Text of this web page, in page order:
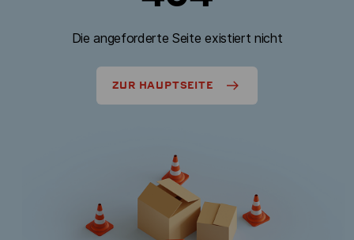
Die angeforderte Seite existiert nicht
ZUR HAUPTSEITE